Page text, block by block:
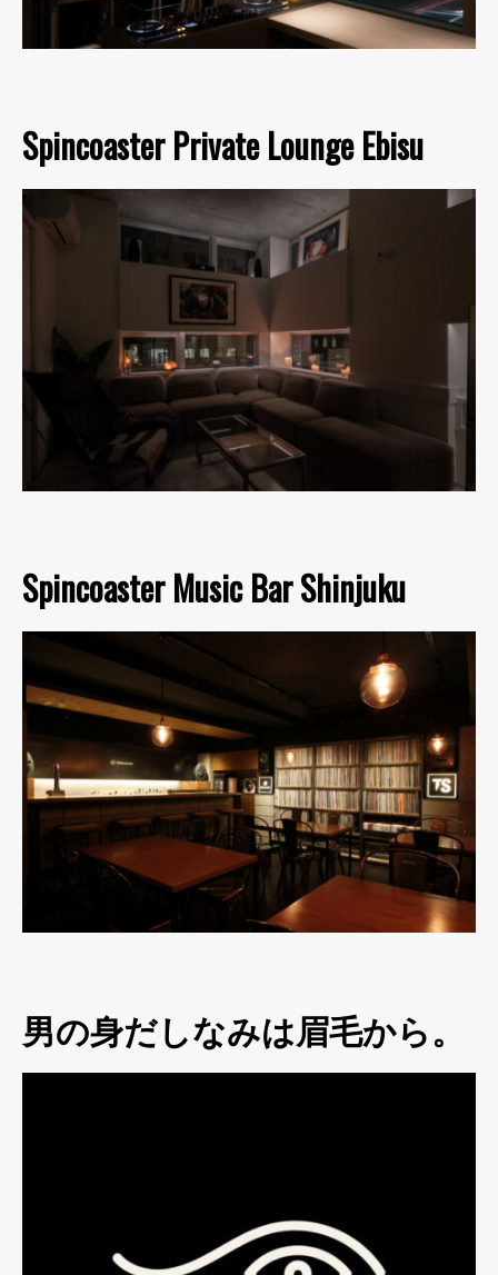
Spincoaster Private Lounge Ebisu
Spincoaster Music Bar Shinjuku
男の身だしなみは眉毛から。